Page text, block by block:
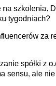
na szkolenia.
tygodniach?
za
spółki z
sensu, ale